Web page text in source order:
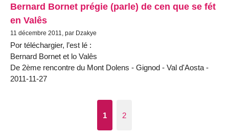
Bernard Bornet prégie (parle) de cen que se fét
en Valês
11 décembre 2011, par Dzakye
Por téléchargier, l’est lé :
Bernard Bornet et lo Valês
De 2ème rencontre du Mont Dolens - Gignod - Val d'Aosta -
2011-11-27
1 2